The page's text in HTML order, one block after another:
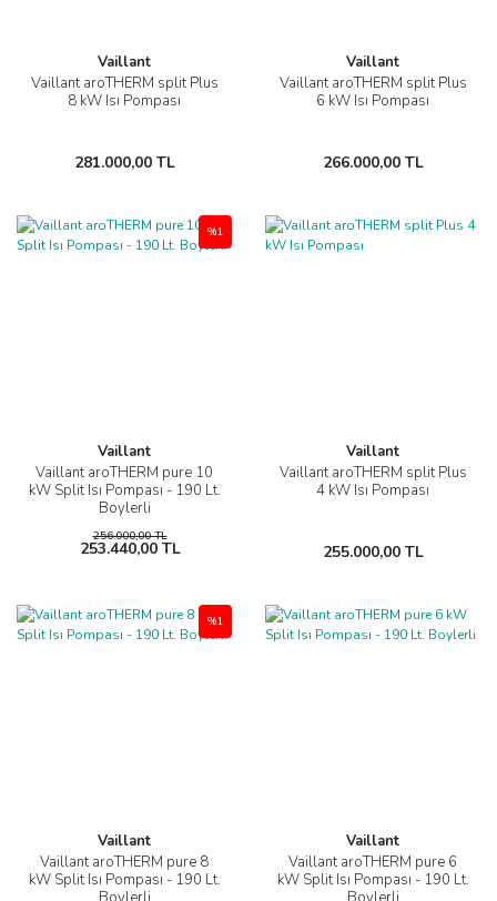
Vaillant
Vaillant aroTHERM split Plus
8 kW Isı Pompası
281.000,00 TL
Vaillant
Vaillant aroTHERM split Plus
6 kW Isı Pompası
266.000,00 TL
Vaillant
Vaillant aroTHERM pure 10
kW Split Isı Pompası - 190 Lt.
Boylerli
%1
256.000,00 TL
253.440,00 TL
Vaillant
Vaillant aroTHERM split Plus
4 kW Isı Pompası
255.000,00 TL
Vaillant
Vaillant aroTHERM pure 8
kW Split Isı Pompası - 190 Lt.
%1
Vaillant
Vaillant aroTHERM pure 6
kW Split Isı Pompası - 190 Lt.